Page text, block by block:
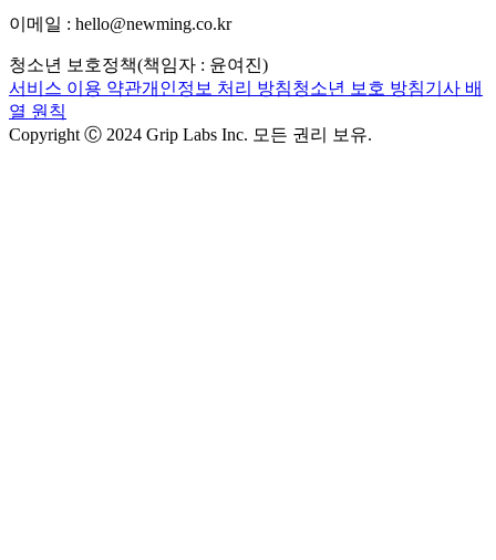
이메일 : hello@newming.co.kr
청소년 보호정책(책임자 : 윤여진)
서비스 이용 약관개인정보 처리 방침청소년 보호 방침기사 배
열 원칙
Copyright Ⓒ 2024 Grip Labs Inc. 모든 권리 보유.